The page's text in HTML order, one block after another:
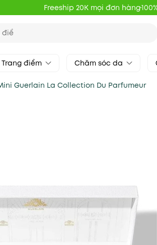
Freeship 20K mọi đơn hàng
Trang điểm Chăm sóc da
Guerlain La Collection Du Parfumeur